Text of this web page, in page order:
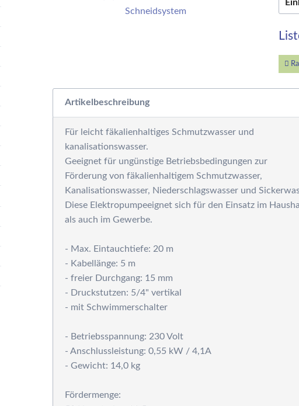
Artikelbeschreibung
Für leicht fäkalienhaltiges Schmutzwasser und
kanalisationswasser.
Geeignet für ungünstige Betriebsbedingungen zur
Förderung von fäkalienhaltigem Schmutzwasser,
Kanalisationswasser, Niederschlagswasser und
Diese Elektropumpeeignet sich für den Einsatz im
als auch im Gewerbe.
- Max. Eintauchtiefe: 20 m
- Kabellänge: 5 m
- freier Durchgang: 15 mm
- Druckstutzen: 5/4" vertikal
- mit Schwimmerschalter
- Betriebsspannung: 230 Volt
- Anschlussleistung: 0,55 kW / 4,1A
- Gewicht: 14,0 kg
Fördermenge: